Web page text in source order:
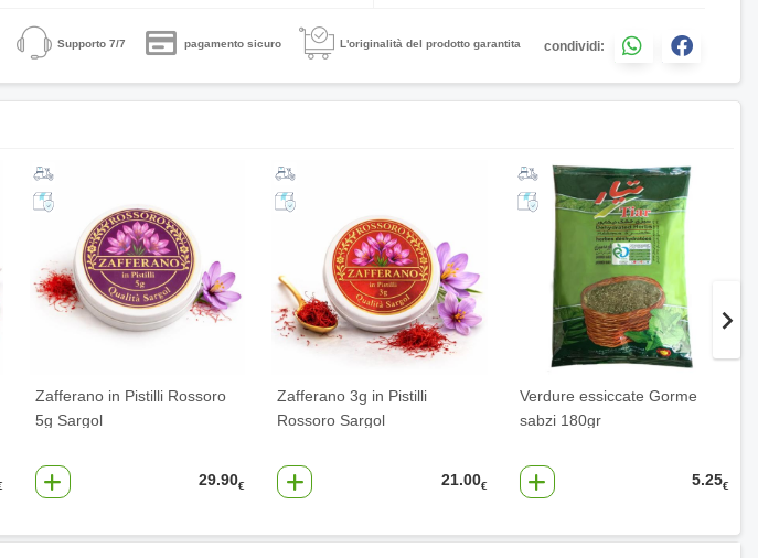
Supporto 7/7 pagamento sicuro L'originalità del prodotto garantita condividi:
Zafferano in Pistilli Rossoro
5g Sargol
29.90€
Zafferano 3g in Pistilli
Rossoro Sargol
21.00€
Verdure essiccate Gorme
sabzi 180gr
5.25€